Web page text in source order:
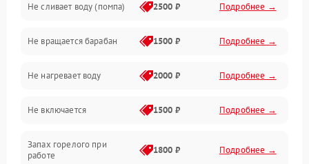
Водоснабжение
Слив
Программное обеспечение
Не сливает воду (помпа) 2500 ₽ Подробнее →
Не вращается барабан 1500 ₽ Подробнее →
Не нагревает воду 2000 ₽ Подробнее →
Не включается 1500 ₽ Подробнее →
Запах горелого при
работе
1800 ₽ Подробнее →